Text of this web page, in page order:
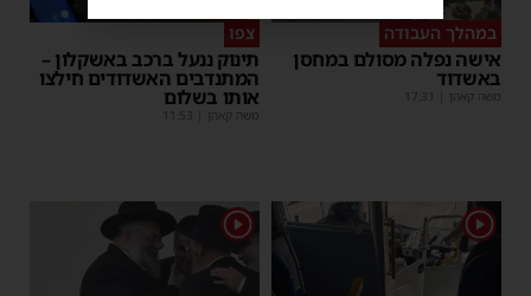
במהלך העבודה
אישה נפלה מסולם במחסן
באשדוד
משה קאהן 17:31
צפו
תינוק ננעל ברכב באשקלון –
המתנדבים האשדודים חילצו
אותו בשלום
משה קאהן 11:53
1
1